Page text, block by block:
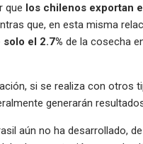
que los chilenos exportan
que, en esta misma
el 2.7% de la cosecha
si se realiza con otros
generarán
aún no ha desarrollado,